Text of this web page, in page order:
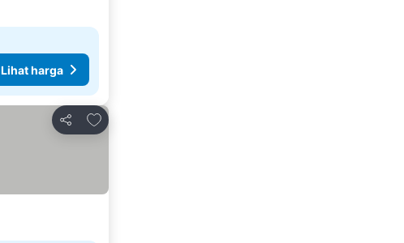
Lihat harga
Bagikan
Tambahkan ke favorit